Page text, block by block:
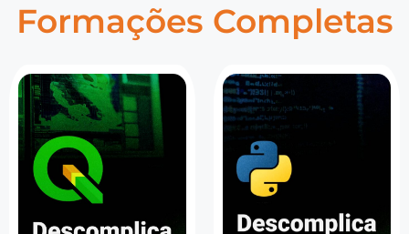
Formações Completas